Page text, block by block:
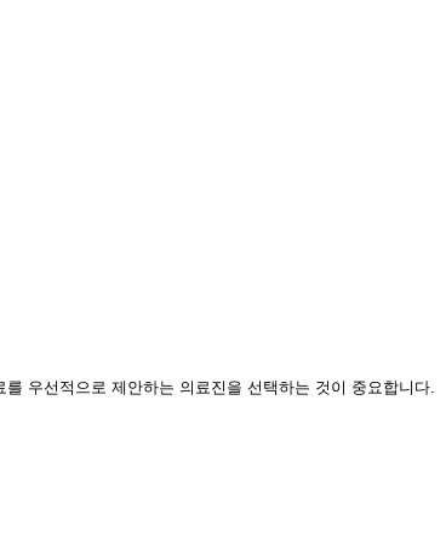
우선적으로 제안하는 의료진을 선택하는 것이 중요합니다.